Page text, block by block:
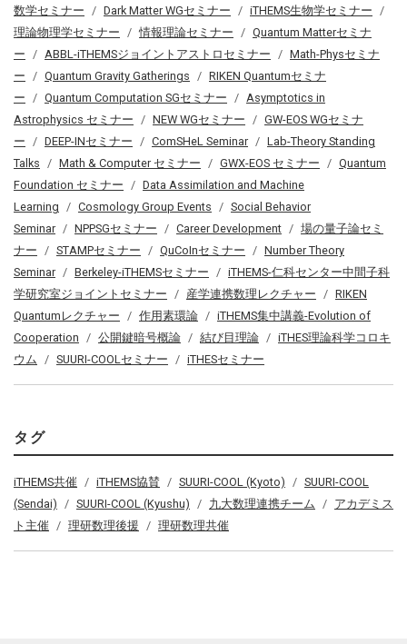
数学セミナー
Dark Matter WGセミナー
iTHEMS生物学セミナー
理論物理学セミナー
情報理論セミナー
Quantum Matterセミナ
ー
ABBL-iTHEMSジョイントアストロセミナー
Math-Physセミナ
ー
Quantum Gravity Gatherings
RIKEN Quantumセミナ
ー
Quantum Computation SGセミナー
Asymptotics in
Astrophysics セミナー
NEW WGセミナー
GW-EOS WGセミナ
ー
DEEP-INセミナー ComSHeL Seminar
Lab-Theory Standing
Talks
Math & Computer セミナー GWX-EOS セミナー
Quantum
Foundation セミナー
Data Assimilation and Machine
Learning
Cosmology Group Events
Social Behavior
Seminar
NPPSGセミナー Career Development
場の量子論セミ
ナー
STAMPセミナー QuCoInセミナー
Number Theory
Seminar
Berkeley-iTHEMSセミナー
iTHEMS-仁科センター中間子科
学研究室ジョイントセミナー
産学連携数理レクチャー
RIKEN
Quantumレクチャー
作用素環論
iTHEMS集中講義-Evolution of
Cooperation
公開鍵暗号概論 結び目理論
iTHES理論科学コロキ
ウム
SUURI-COOLセミナー iTHESセミナー
タグ
iTHEMS共催 iTHEMS協賛 SUURI-COOL (Kyoto)
SUURI-COOL
(Sendai)
SUURI-COOL (Kyushu) 九大数理連携チーム
アカデミス
ト主催
理研数理後援 理研数理共催